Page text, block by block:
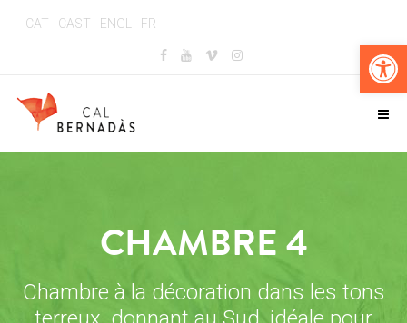
CAT CAST ENGL FR
CHAMBRE 4
Chambre à la décoration dans les tons